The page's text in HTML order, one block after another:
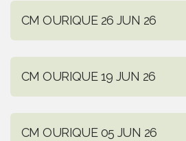
CM OURIQUE 26 JUN 26
CM OURIQUE 19 JUN 26
CM OURIQUE 05 JUN 26